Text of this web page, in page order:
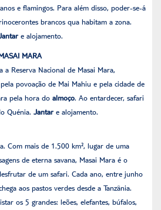
e flamingos. Para além disso, poder-se-á
brancos qua habitam a zona.
e alojamento.
MARA
a Reserva Nacional de Masai Mara,
povoação de Mai Mahiu e pela cidade de
pela hora do almoço. Ao entardecer, safari
Quénia. Jantare alojamento.
Com mais de 1.500 km², lugar de uma
de eterna savana, Masai Mara é o
de um safari. Cada ano, entre junho
aos pastos verdes desde a Tanzânia.
os 5 grandes: leões, elefantes, búfalos,